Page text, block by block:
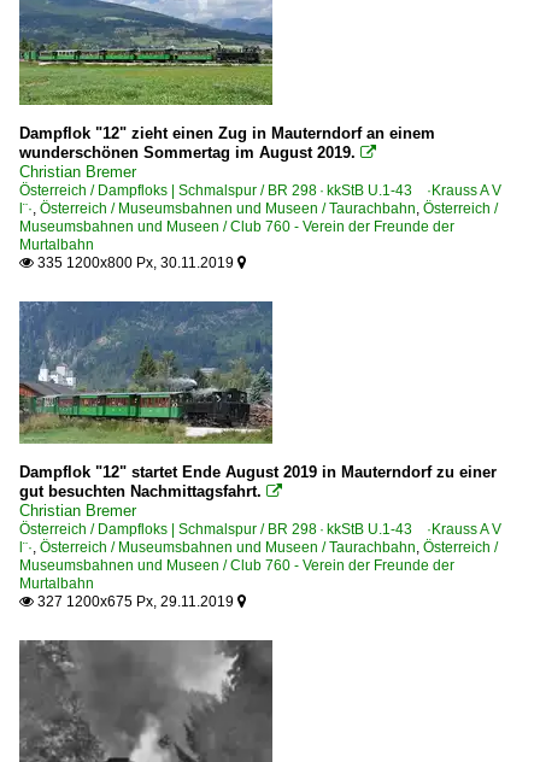
Dampflok "12" zieht einen Zug in Mauterndorf an einem
wunderschönen Sommertag im August 2019. 
Christian Bremer
Österreich / Dampfloks | Schmalspur / BR 298 · kkStB U.1-43 ·Krauss A V
l¨·, Österreich / Museumsbahnen und Museen / Taurachbahn, Österreich /
Museumsbahnen und Museen / Club 760 - Verein der Freunde der
Murtalbahn
 335 1200x800 Px, 30.11.2019 
Dampflok "12" startet Ende August 2019 in Mauterndorf zu einer
gut besuchten Nachmittagsfahrt. 
Christian Bremer
Österreich / Dampfloks | Schmalspur / BR 298 · kkStB U.1-43 ·Krauss A V
l¨·, Österreich / Museumsbahnen und Museen / Taurachbahn, Österreich /
Museumsbahnen und Museen / Club 760 - Verein der Freunde der
Murtalbahn
 327 1200x675 Px, 29.11.2019 